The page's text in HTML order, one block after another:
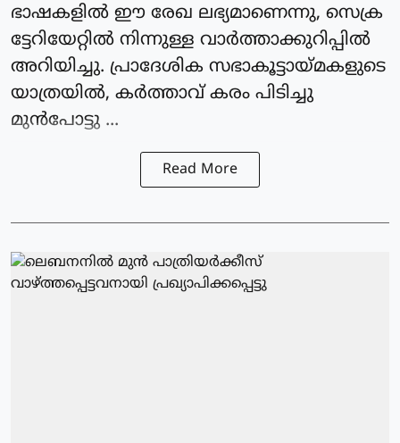
ഭാഷകളില്‍ ഈ രേഖ ലഭ്യമാണെന്നു, സെക്ര
ട്ടേറിയേറ്റില്‍ നിന്നുള്ള വാര്‍ത്താക്കുറിപ്പില്‍
അറിയിച്ചു. പ്രാദേശിക സഭാകൂട്ടായ്മകളുടെ
യാത്രയില്‍, കര്‍ത്താവ് കരം പിടിച്ചു
മുന്‍പോട്ടു ...
Read More